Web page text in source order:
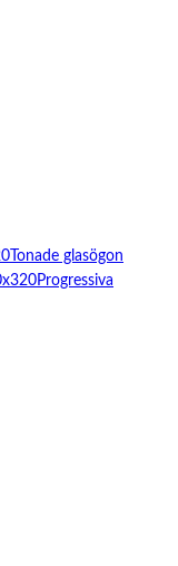
Tonade glasögon
Progressiva